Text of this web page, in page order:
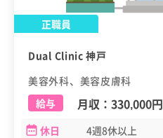
正職員
Dual Clinic 神戸
美容外科、美容皮膚科
給与
月収： 330,000円
休日
4週8休以上